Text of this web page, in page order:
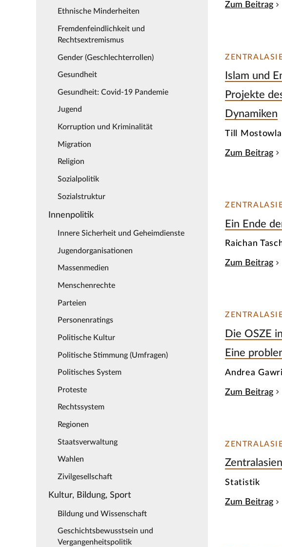
Ethnische Minderheiten
Fremdenfeindlichkeit und
Rechtsextremismus
Gender (Geschlechterrollen)
Gesundheit
Gesundheit: Covid-19 Pandemie
Jugend
Korruption und Kriminalität
Migration
Religion
Sozialpolitik
Sozialstruktur
Innenpolitik
Innere Sicherheit und Geheimdienste
Jugendorganisationen
Massenmedien
Menschenrechte
Parteien
Personenratings
Politische Kultur
Politische Stimmung (Umfragen)
Politisches System
Proteste
Rechtssystem
Regionen
Staatsverwaltung
Wahlen
Zivilgesellschaft
Kultur, Bildung, Sport
Bildung und Wissenschaft
Geschichtsbewusstsein und
Vergangenheitspolitik
Zum Beitrag
Islam und
Projekte
Dynamiken
Till
Zum Beitrag
Ein Ende
Raichan
Zum Beitrag
Die OSZE
Eine
Andrea
Zum Beitrag
Statistik
Zum Beitrag